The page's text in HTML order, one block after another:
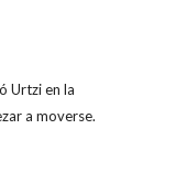
Urtzi en la
a moverse.